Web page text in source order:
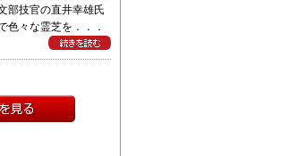
部技官の直井幸雄氏
色々な霊芝を．．．